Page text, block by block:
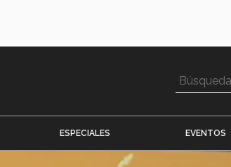
ESPECIALES EVENTOS